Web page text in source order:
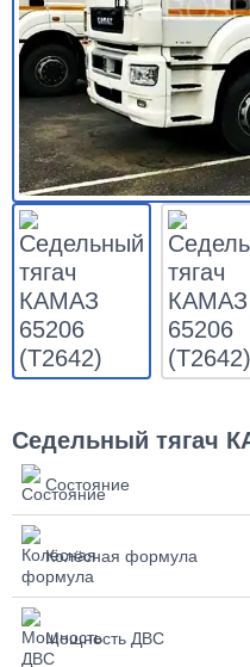
Седельный тягач
Состояние
Колёсная формула
Мощность ДВС